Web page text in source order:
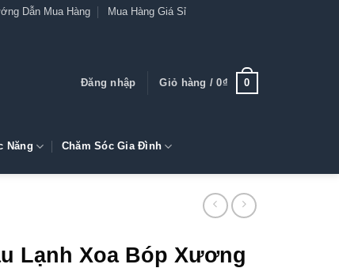
Dẫn Mua Hàng
Mua Hàng Giá Sỉ
Đăng nhập Giỏ hàng /0₫ 0
Năng Chăm Sóc Gia Đình
Lạnh Xoa Bóp Xương